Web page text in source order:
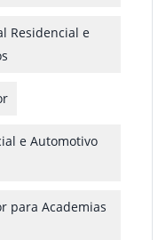
Residencial e
e Automotivo
para Academias